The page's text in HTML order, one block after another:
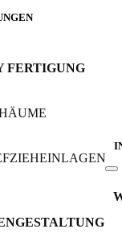
FERTIGUNG